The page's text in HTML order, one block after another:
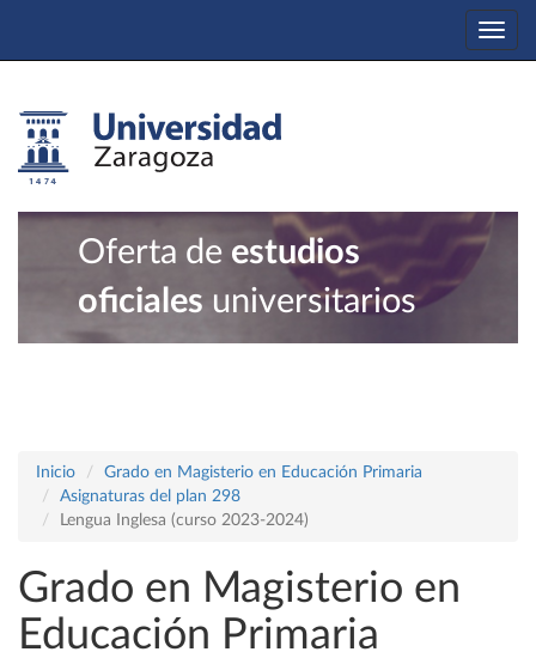
Oferta de estudios
oficiales universitarios
Inicio
Grado en Magisterio en Educación Primaria
Asignaturas del plan 298
Lengua Inglesa (curso 2023-2024)
Grado en Magisterio en
Educación Primaria